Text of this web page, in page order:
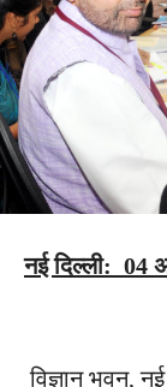
नई दिल्ली: 04
विज्ञान भवन,